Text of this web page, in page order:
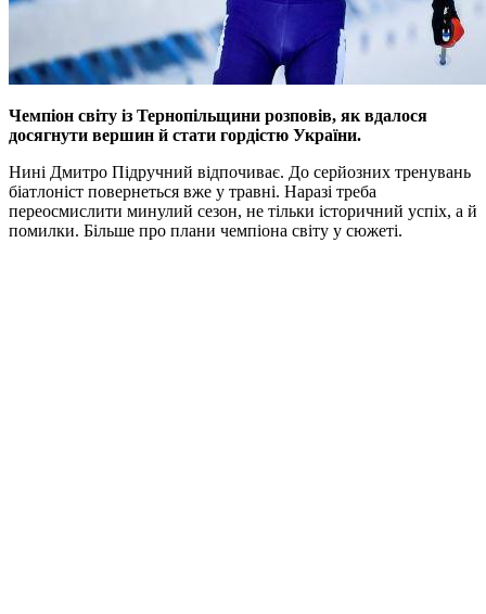
Чемпіон світу із Тернопільщини розповів, як вдалося
досягнути вершин й стати гордістю України.
Нині Дмитро Підручний відпочиває. До серйозних тренувань
біатлоніст повернеться вже у травні. Наразі треба
переосмислити минулий сезон, не тільки історичний успіх, а й
помилки. Більше про плани чемпіона світу у сюжеті.